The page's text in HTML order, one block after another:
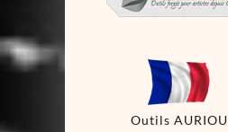
Outils AURIOU